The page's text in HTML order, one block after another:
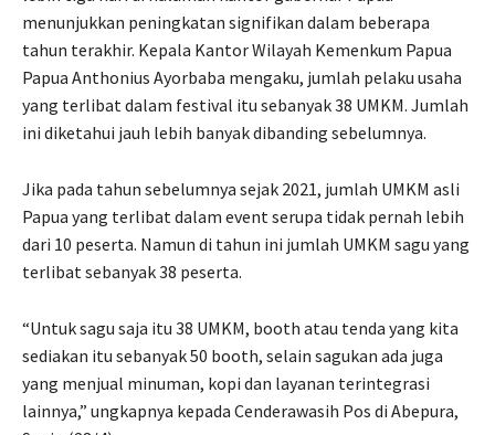
menunjukkan peningkatan signifikan dalam beberapa
tahun terakhir. Kepala Kantor Wilayah Kemenkum Papua
Papua Anthonius Ayorbaba mengaku, jumlah pelaku usaha
yang terlibat dalam festival itu sebanyak 38 UMKM. Jumlah
ini diketahui jauh lebih banyak dibanding sebelumnya.
Jika pada tahun sebelumnya sejak 2021, jumlah UMKM asli
Papua yang terlibat dalam event serupa tidak pernah lebih
dari 10 peserta. Namun di tahun ini jumlah UMKM sagu yang
terlibat sebanyak 38 peserta.
“Untuk sagu saja itu 38 UMKM, booth atau tenda yang kita
sediakan itu sebanyak 50 booth, selain sagukan ada juga
yang menjual minuman, kopi dan layanan terintegrasi
lainnya,” ungkapnya kepada Cenderawasih Pos di Abepura,